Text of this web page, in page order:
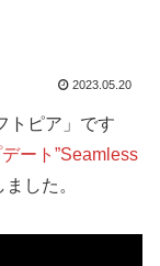
2023.05.20
トピア」です
ート”Seamless
ました。